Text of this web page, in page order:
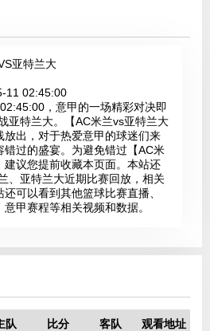
亚特兰大
11 02:45:00
，意甲的一场精彩对决即
特兰大。【AC米兰vs亚特兰大
放出，对于热爱意甲的球迷们来
错过的盛宴。为避免错过【AC米
建议您提前收藏本页面。本站还
、亚特兰大近期比赛回放，相关
可以看到其他篮球比赛直播、
甲赛程等相关视频和数据。
队 比分 客队 观看地址